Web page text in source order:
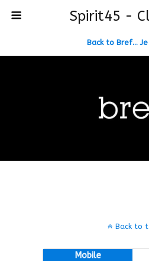
Spirit45 -
Back to Bref… Je
Back to
Mobile